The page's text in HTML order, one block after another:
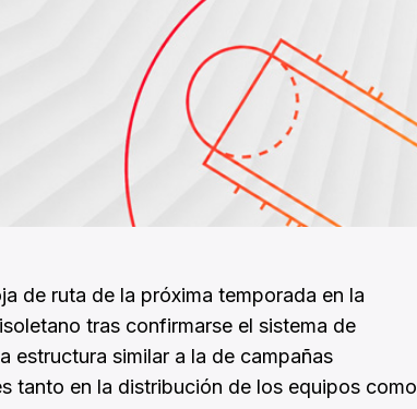
de ruta de la próxima temporada en la
tras confirmarse el sistema de
estructura similar a la de campañas
tanto en la distribución de los equipos como